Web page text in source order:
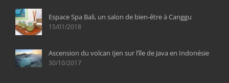
Espace Spa Bali, un salon de bien-être à Canggu
15/01/2018
Ascension du volcan Ijen sur l’île de Java en Indonésie
30/10/2017